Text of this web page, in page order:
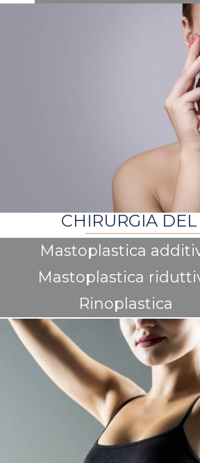
CHIRURGIA
Mastoplastica
Mastoplastica
Rinoplastica